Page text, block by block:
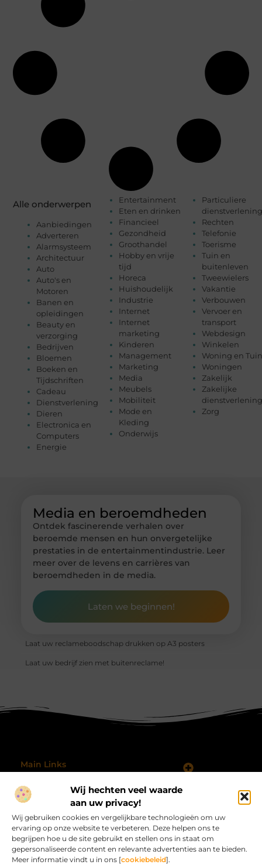
Wij hechten veel waarde
aan uw privacy!
Wij gebruiken cookies en vergelijkbare technologieën om uw
ervaring op onze website te verbeteren. Deze helpen ons te
begrijpen hoe u de site gebruikt en stellen ons in staat om
gepersonaliseerde content en relevante advertenties aan te bieden.
Meer informatie vindt u in ons [cookiebeleid].
Alle onderwerpen
Aanbiedingen
Adverteren
Alarmsysteem
Architectuur
Auto
Auto's en
Motoren
Banen en
opleidingen
Beauty en
verzorging
Bedrijven
Bloemen
Boeken en
Tijdschriften
Cadeau
Dienstverlening
Dieren
Electronica en
Computers
Energie
Entertainment
Eten en drinken
Financieel
Gezondheid
Groothandel
Hobby en vrije
tijd
Horeca
Huishoudelijk
Industrie
Internet
Internet
marketing
Kinderen
Management
Marketing
Media
Meubels
Mobiliteit
Mode en
Kleding
Onderwijs
Particuliere
dienstverlening
Rechten
Telefonie
Toerisme
Tuin en
buitenleven
Tweewielers
Vakantie
Verbouwen
Vervoer en
transport
Webdesign
Winkelen
Woning en Tuin
Woningen
Zakelijk
Zakelijke
dienstverlening
Zorg
Media en beroemdheden
Ontdek fascinerende verhalen over
beroemde mensen en hun onvergetelijke
prestaties in de entertainmentindustrie. Leer
meer over de levens en carrières van
beroemdheden in de media.
Laten we beginnen!
Laat uw reclameboodschap drukken op A3 posters
Laat uw bedrijf zien met buitenreclame!
Main Links
@2025 All Right Reserved.
www.procardvlinders.nl.
Bericht categorie